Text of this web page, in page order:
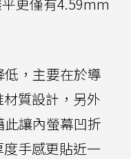
，主要在於導
質設計，另外
讓內螢幕凹折
手感更貼近一